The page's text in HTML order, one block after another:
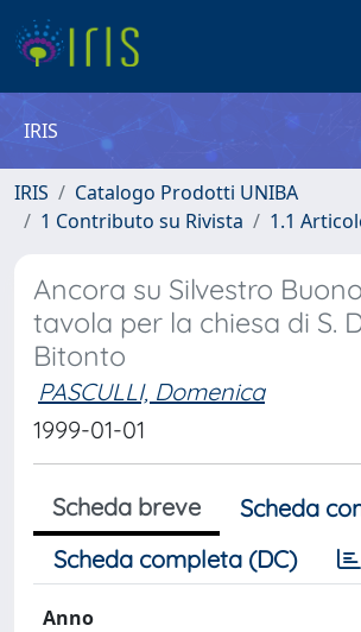
IRIS
IRIS
Catalogo Prodotti UNIBA
1 Contributo su Rivista
1.1
Ancora su Silvestro
tavola per la chiesa di S.
Bitonto
PASCULLI, Domenica
1999-01-01
Scheda breve
Scheda
Scheda completa (DC)
Anno